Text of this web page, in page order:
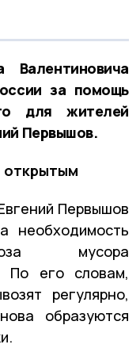
за помощь
для жителей
Первышов.
открытым
Первышов
необходимость
мусора
По его словам,
регулярно,
образуются